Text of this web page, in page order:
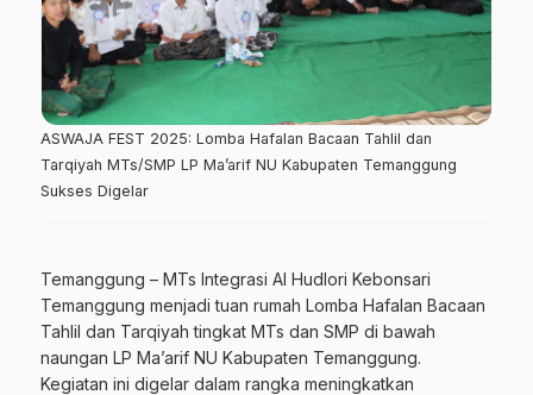
ASWAJA FEST 2025: Lomba Hafalan Bacaan Tahlil dan
Tarqiyah MTs/SMP LP Ma’arif NU Kabupaten Temanggung
Sukses Digelar
Temanggung – MTs Integrasi Al Hudlori Kebonsari
Temanggung menjadi tuan rumah Lomba Hafalan Bacaan
Tahlil dan Tarqiyah tingkat MTs dan SMP di bawah
naungan LP Ma’arif NU Kabupaten Temanggung.
Kegiatan ini digelar dalam rangka meningkatkan